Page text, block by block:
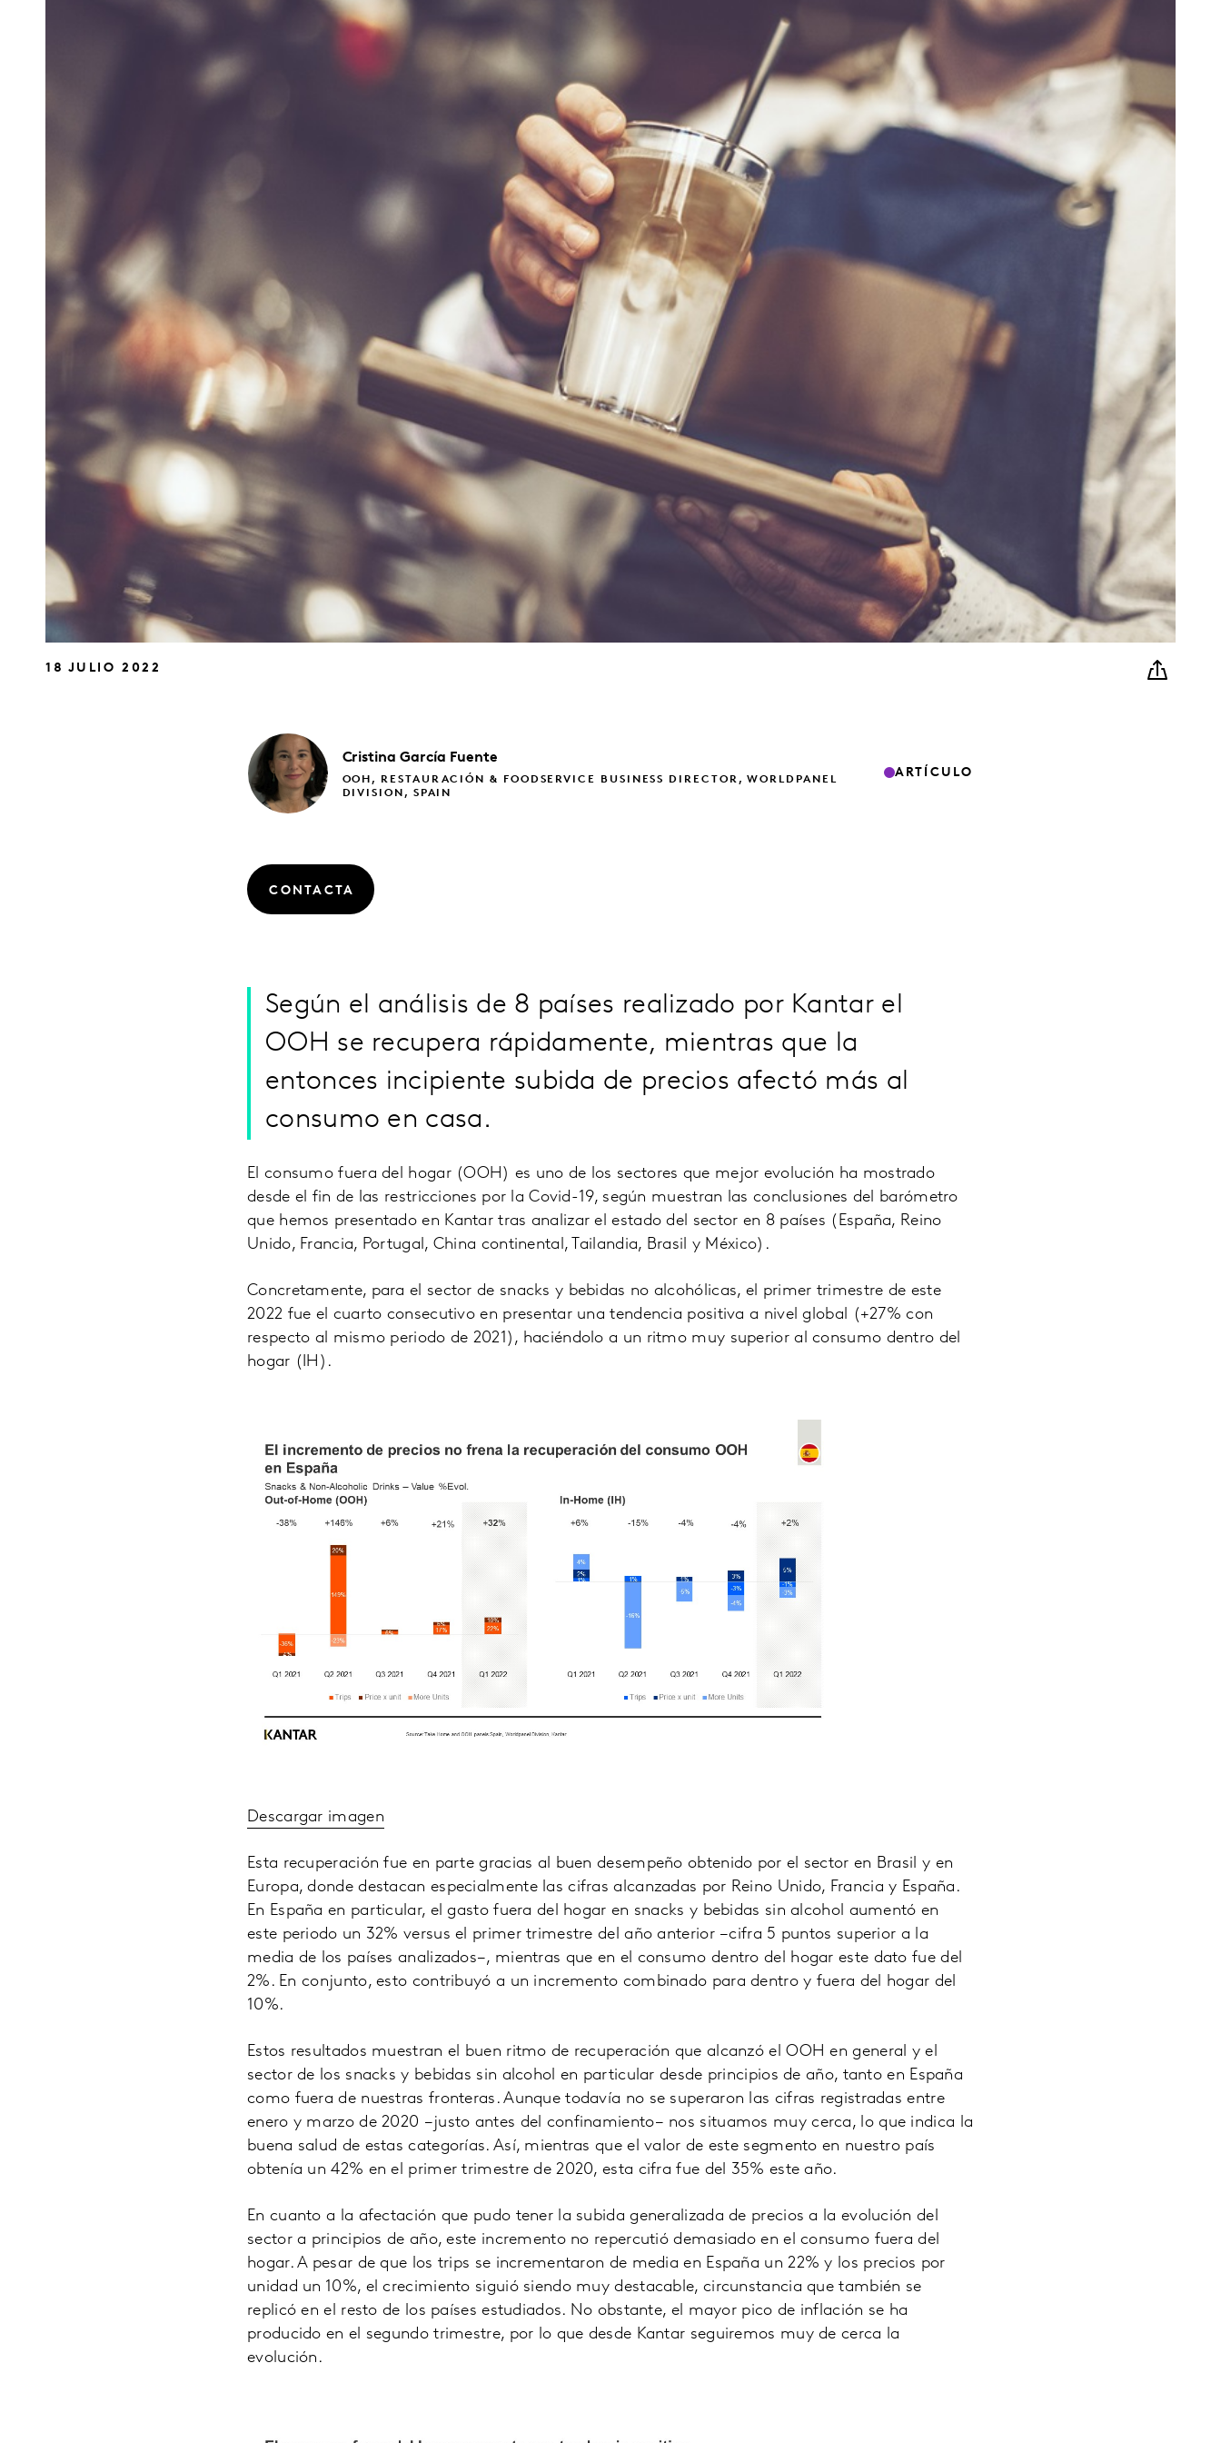
18 JULIO 2022
Cristina García Fuente
OOH, RESTAURACIÓN & FOODSERVICE BUSINESS DIRECTOR, WORLDPANEL
DIVISION, SPAIN
ARTÍCULO
CONTACTA
Según el análisis de 8 países realizado por Kantar el
OOH se recupera rápidamente, mientras que la
entonces incipiente subida de precios afectó más al
consumo en casa.
El consumo fuera del hogar (OOH) es uno de los sectores que mejor evolución ha mostrado
desde el fin de las restricciones por la Covid-19, según muestran las conclusiones del barómetro
que hemos presentado en Kantar tras analizar el estado del sector en 8 países (España, Reino
Unido, Francia, Portugal, China continental, Tailandia, Brasil y México).
Concretamente, para el sector de snacks y bebidas no alcohólicas, el primer trimestre de este
2022 fue el cuarto consecutivo en presentar una tendencia positiva a nivel global (+27% con
respecto al mismo periodo de 2021), haciéndolo a un ritmo muy superior al consumo dentro del
hogar (IH).
Descargar imagen
Esta recuperación fue en parte gracias al buen desempeño obtenido por el sector en Brasil y en
Europa, donde destacan especialmente las cifras alcanzadas por Reino Unido, Francia y España.
En España en particular, el gasto fuera del hogar en snacks y bebidas sin alcohol aumentó en
este periodo un 32% versus el primer trimestre del año anterior −cifra 5 puntos superior a la
media de los países analizados−, mientras que en el consumo dentro del hogar este dato fue del
2%. En conjunto, esto contribuyó a un incremento combinado para dentro y fuera del hogar del
10%.
Estos resultados muestran el buen ritmo de recuperación que alcanzó el OOH en general y el
sector de los snacks y bebidas sin alcohol en particular desde principios de año, tanto en España
como fuera de nuestras fronteras. Aunque todavía no se superaron las cifras registradas entre
enero y marzo de 2020 −justo antes del confinamiento− nos situamos muy cerca, lo que indica la
buena salud de estas categorías. Así, mientras que el valor de este segmento en nuestro país
obtenía un 42% en el primer trimestre de 2020, esta cifra fue del 35% este año.
En cuanto a la afectación que pudo tener la subida generalizada de precios a la evolución del
sector a principios de año, este incremento no repercutió demasiado en el consumo fuera del
hogar. A pesar de que los trips se incrementaron de media en España un 22% y los precios por
unidad un 10%, el crecimiento siguió siendo muy destacable, circunstancia que también se
replicó en el resto de los países estudiados. No obstante, el mayor pico de inflación se ha
producido en el segundo trimestre, por lo que desde Kantar seguiremos muy de cerca la
evolución.